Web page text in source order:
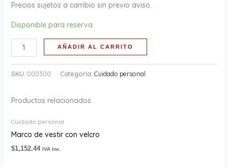
Precios sujetos a cambio sin previo aviso.
Disponible para reserva
AÑADIR AL CARRITO
SKU: 000300 Categoría: Cuidado personal
Productos relacionados
Cuidado personal
Marco de vestir con velcro
$1,152.44 IVA Inc.